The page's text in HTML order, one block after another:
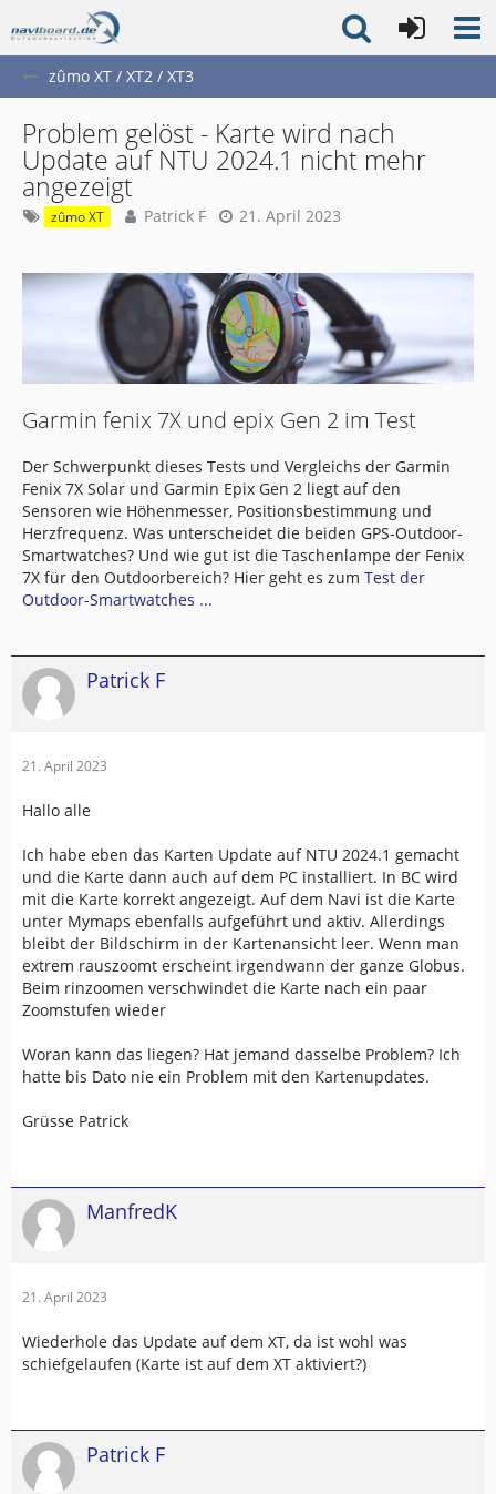
zûmo XT / XT2 / XT3
Problem gelöst - Karte wird nach
Update auf NTU 2024.1 nicht mehr
angezeigt
zûmo XT Patrick F 21. April 2023
Garmin fenix 7X und epix Gen 2 im Test
Der Schwerpunkt dieses Tests und Vergleichs der Garmin
Fenix 7X Solar und Garmin Epix Gen 2 liegt auf den
Sensoren wie Höhenmesser, Positionsbestimmung und
Herzfrequenz. Was unterscheidet die beiden GPS-Outdoor-
Smartwatches? Und wie gut ist die Taschenlampe der Fenix
7X für den Outdoorbereich? Hier geht es zum Test der
Outdoor-Smartwatches ...
Patrick F
21. April 2023
Hallo alle
Ich habe eben das Karten Update auf NTU 2024.1 gemacht
und die Karte dann auch auf dem PC installiert. In BC wird
mit die Karte korrekt angezeigt. Auf dem Navi ist die Karte
unter Mymaps ebenfalls aufgeführt und aktiv. Allerdings
bleibt der Bildschirm in der Kartenansicht leer. Wenn man
extrem rauszoomt erscheint irgendwann der ganze Globus.
Beim rinzoomen verschwindet die Karte nach ein paar
Zoomstufen wieder
Woran kann das liegen? Hat jemand dasselbe Problem? Ich
hatte bis Dato nie ein Problem mit den Kartenupdates.
Grüsse Patrick
ManfredK
21. April 2023
Wiederhole das Update auf dem XT, da ist wohl was
schiefgelaufen (Karte ist auf dem XT aktiviert?)
Patrick F